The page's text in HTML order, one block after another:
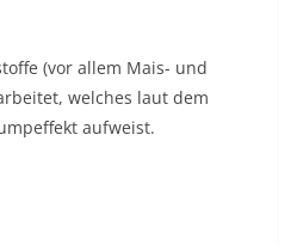
(vor allem Mais- und
welches laut dem
aufweist.